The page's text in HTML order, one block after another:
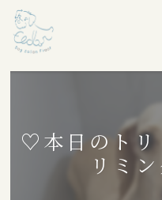
♡本日のト
リミ